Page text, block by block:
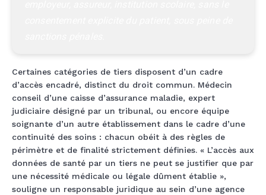
Certaines catégories de tiers disposent d’un cadre
d’accès encadré, distinct du droit commun. Médecin
conseil d’une caisse d’assurance maladie, expert
judiciaire désigné par un tribunal, ou encore équipe
soignante d’un autre établissement dans le cadre d’une
continuité des soins : chacun obéit à des règles de
périmètre et de finalité strictement définies. « L’accès aux
données de santé par un tiers ne peut se justifier que par
une nécessité médicale ou légale dûment établie »,
souligne un responsable juridique au sein d’une agence